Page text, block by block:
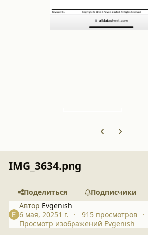
Previous
Next
IMG_3634.png
Поделиться
Подписчики
Автор Evgenish
6 мая, 20251 г.
915 просмотров
Просмотр изображений Evgenish